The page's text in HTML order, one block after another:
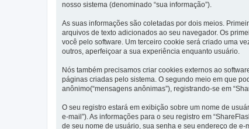
nosso sistema (denominado “sua informação”).
As suas informações são coletadas por dois meios.
arquivos de texto adicionados ao seu navegador. Os
você pelo software. Um terceiro cookie será criado uma
outros, aperfeiçoar a sua experiência enquanto usuário.
Nós também precisamos criar cookies externos ao
páginas criadas pelo sistema. O segundo meio em que
anônimo(“mensagens anônimas”), registrando-se em
O seu registro estará em exibição sobre um nome de
e-mail”). As informações para o seu registro em
de seu nome de usuário, sua senha e seu endereço de